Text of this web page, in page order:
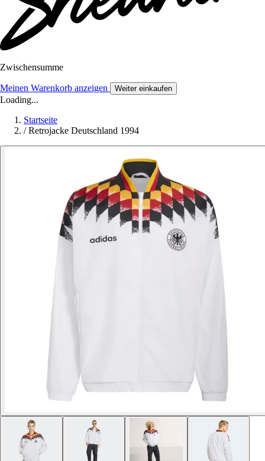
Zwischensumme
Meinen Warenkorb anzeigen Weiter einkaufen
Loading...
Startseite
/ Retrojacke Deutschland 1994